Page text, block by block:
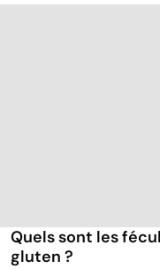
Quels sont les
gluten ?